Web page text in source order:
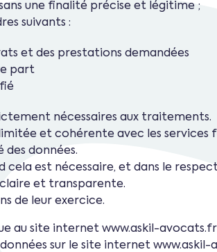
une finalité précise et légitime ;
suivants :
et des prestations demandées
part
nécessaires aux traitements.
et cohérente avec les services
données.
est nécessaire, et dans le
et transparente.
de leur exercice.
au site internet www.askil-avocats.fr
sur le site internet www.askil-